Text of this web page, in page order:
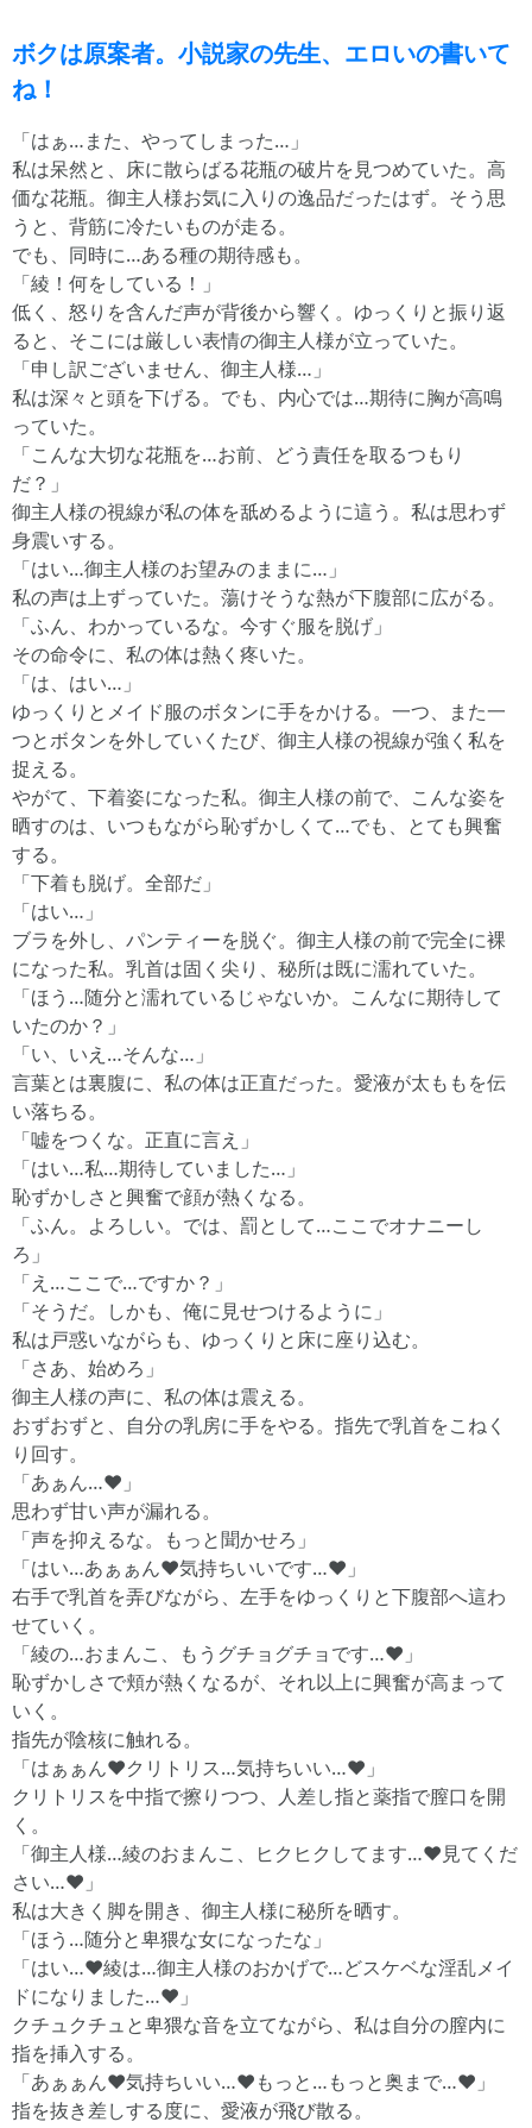
ボクは原案者。小説家の先生、エロいの書いて
ね！
「はぁ…また、やってしまった…」
私は呆然と、床に散らばる花瓶の破片を見つめていた。高
価な花瓶。御主人様お気に入りの逸品だったはず。そう思
うと、背筋に冷たいものが走る。
でも、同時に…ある種の期待感も。
「綾！何をしている！」
低く、怒りを含んだ声が背後から響く。ゆっくりと振り返
ると、そこには厳しい表情の御主人様が立っていた。
「申し訳ございません、御主人様…」
私は深々と頭を下げる。でも、内心では…期待に胸が高鳴
っていた。
「こんな大切な花瓶を…お前、どう責任を取るつもり
だ？」
御主人様の視線が私の体を舐めるように這う。私は思わず
身震いする。
「はい…御主人様のお望みのままに…」
私の声は上ずっていた。蕩けそうな熱が下腹部に広がる。
「ふん、わかっているな。今すぐ服を脱げ」
その命令に、私の体は熱く疼いた。
「は、はい…」
ゆっくりとメイド服のボタンに手をかける。一つ、また一
つとボタンを外していくたび、御主人様の視線が強く私を
捉える。
やがて、下着姿になった私。御主人様の前で、こんな姿を
晒すのは、いつもながら恥ずかしくて…でも、とても興奮
する。
「下着も脱げ。全部だ」
「はい…」
ブラを外し、パンティーを脱ぐ。御主人様の前で完全に裸
になった私。乳首は固く尖り、秘所は既に濡れていた。
「ほう…随分と濡れているじゃないか。こんなに期待して
いたのか？」
「い、いえ…そんな…」
言葉とは裏腹に、私の体は正直だった。愛液が太ももを伝
い落ちる。
「嘘をつくな。正直に言え」
「はい…私…期待していました…」
恥ずかしさと興奮で顔が熱くなる。
「ふん。よろしい。では、罰として…ここでオナニーし
ろ」
「え…ここで…ですか？」
「そうだ。しかも、俺に見せつけるように」
私は戸惑いながらも、ゆっくりと床に座り込む。
「さあ、始めろ」
御主人様の声に、私の体は震える。
おずおずと、自分の乳房に手をやる。指先で乳首をこねく
り回す。
「あぁん…♥」
思わず甘い声が漏れる。
「声を抑えるな。もっと聞かせろ」
「はい…あぁぁん♥気持ちいいです…♥」
右手で乳首を弄びながら、左手をゆっくりと下腹部へ這わ
せていく。
「綾の…おまんこ、もうグチョグチョです…♥」
恥ずかしさで頬が熱くなるが、それ以上に興奮が高まって
いく。
指先が陰核に触れる。
「はぁぁん♥クリトリス…気持ちいい…♥」
クリトリスを中指で擦りつつ、人差し指と薬指で膣口を開
く。
「御主人様…綾のおまんこ、ヒクヒクしてます…♥見てくだ
さい…♥」
私は大きく脚を開き、御主人様に秘所を晒す。
「ほう…随分と卑猥な女になったな」
「はい…♥綾は…御主人様のおかげで…どスケベな淫乱メイ
ドになりました…♥」
クチュクチュと卑猥な音を立てながら、私は自分の膣内に
指を挿入する。
「あぁぁん♥気持ちいい…♥もっと…もっと奥まで…♥」
指を抜き差しする度に、愛液が飛び散る。